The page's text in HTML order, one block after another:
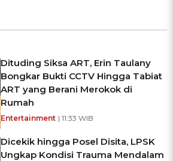
Dituding Siksa ART, Erin Taulany
Bongkar Bukti CCTV Hingga Tabiat
ART yang Berani Merokok di
Rumah
Entertainment | 11:33 WIB
Dicekik hingga Posel Disita, LPSK
Ungkap Kondisi Trauma Mendalam